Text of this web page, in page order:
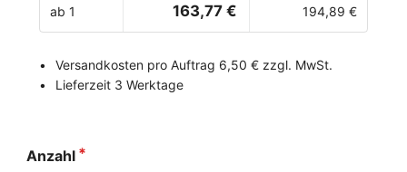
ab 1 163,77 € 194,89 €
Versandkosten pro Auftrag 6,50 € zzgl. MwSt.
Lieferzeit 3 Werktage
Anzahl